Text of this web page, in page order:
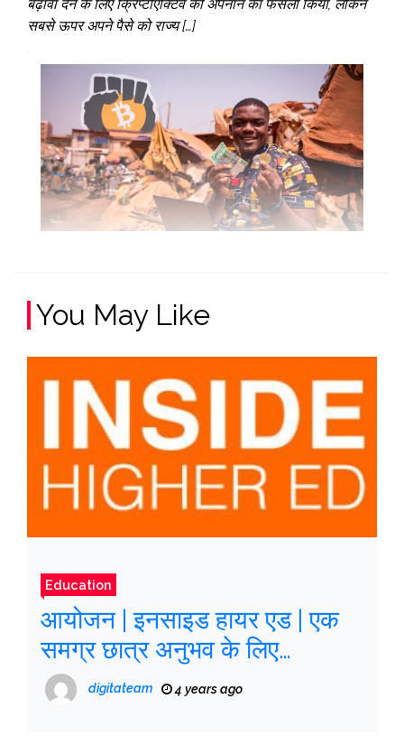
बढ़ावा देने के लिए क्रिप्टोएक्टिव को अपनाने का फैसला किया, लेकिन
सबसे ऊपर अपने पैसे को राज्य […]
You May Like
Education
आयोजन | इनसाइड हायर एड | एक
समग्र छात्र अनुभव के लिए
रणनीतियाँ
digitateam 4 years ago